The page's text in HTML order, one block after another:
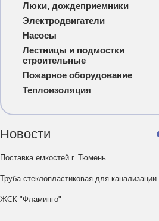
Люки, дождеприемники
Электродвигатели
Насосы
Лестницы и подмостки
строительные
Пожарное оборудование
Теплоизоляция
Новости
Поставка емкостей г. Тюмень
Труба стеклопластиковая для канализации
ЖСК "Фламинго"